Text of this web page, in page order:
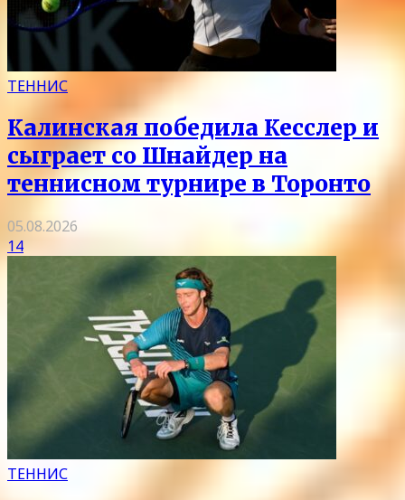
ТЕННИС
Калинская победила Кесслер и
сыграет со Шнайдер на
теннисном турнире в Торонто
05.08.2026
14
ТЕННИС